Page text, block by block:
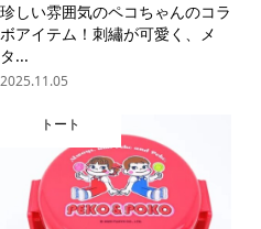
珍しい雰囲気のペコちゃんのコラ
ボアイテム！刺繡が可愛く、メ
タ...
2025.11.05
トート